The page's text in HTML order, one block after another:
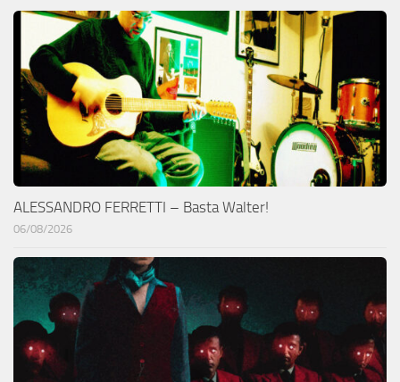
ALESSANDRO FERRETTI – Basta Walter!
06/08/2026